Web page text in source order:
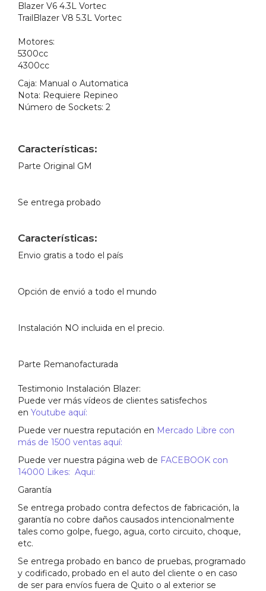
Blazer V6 4.3L Vortec
TrailBlazer V8 5.3L Vortec
Motores:
5300cc
4300cc
Caja: Manual o Automatica
Nota: Requiere Repineo
Número de Sockets: 2
Características:
Parte Original GM
Se entrega probado
Características:
Envio gratis a todo el país
Opción de envió a todo el mundo
Instalación NO incluida en el precio.
Parte Remanofacturada
Testimonio Instalación Blazer:
Puede ver más vídeos de clientes satisfechos
en Youtube aquí:
Puede ver nuestra reputación en Mercado Libre con
más de 1500 ventas aquí:
Puede ver nuestra página web de FACEBOOK con
14000 Likes: Aqui:
Garantía
Se entrega probado contra defectos de fabricación, la
garantía no cobre daños causados intencionalmente
tales como golpe, fuego, agua, corto circuito, choque,
etc.
Se entrega probado en banco de pruebas, programado
y codificado, probado en el auto del cliente o en caso
de ser para envíos fuera de Quito o al exterior se